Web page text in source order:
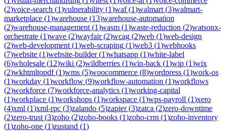
(2)voice-search (1)vulnerability (1)waf(1)walmart (3)walmart-
marketplace (1)warehouse (13)warehouse-automation
(2)warehouse-management (1)wasm (1)waste-reduction (2)watsonx-
orchestrate (1)wave (2)wayfair(2)wcag (2)web (1)web-design
(2)web-development (1)web-scraping (1)web3 (1)webhooks
(7)website (1)website-builder(1)whatsapp (1)white-label
(6)wholesale (12)wiki (2)wildberries (1)win-back (1)wip (1)wix
(2)wkhtmltopdf(1)wms (5)woocommerce (8)wordpress (1)work-os
(1)workday (1)workflow (9)workflow-automation (1)workflows
(2)workforce (7)workforce-analytics (1)working-capital
(1)workplace (1)workshops (1)workspace (1)wps-payroll (1)xero
(4)xml (1)xml-rpc (3)zalando (5)zapier(3)zatca (2)zero-downtime
(2)zero-trust (3)zoho (2)zoho-books (1)zoho-crm (1)zoho-inventory
(1)zoho-one (1)zustand (1)